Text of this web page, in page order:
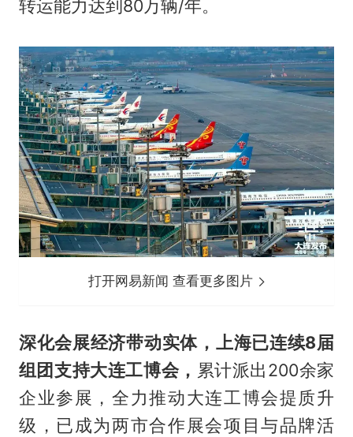
转运能力达到80万辆/年。
打开网易新闻 查看更多图片
深化会展经济带动实体，上海已连续8届
组团支持大连工博会， 累计派出200余家
企业参展，全力推动大连工博会提质升
级，已成为两市合作展会项目与品牌活